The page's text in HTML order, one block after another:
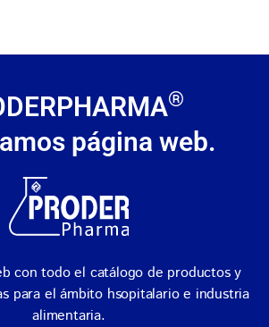
®
página web.
con todo el catálogo de productos y
para el ámbito hsopitalario e industria
alimentaria.